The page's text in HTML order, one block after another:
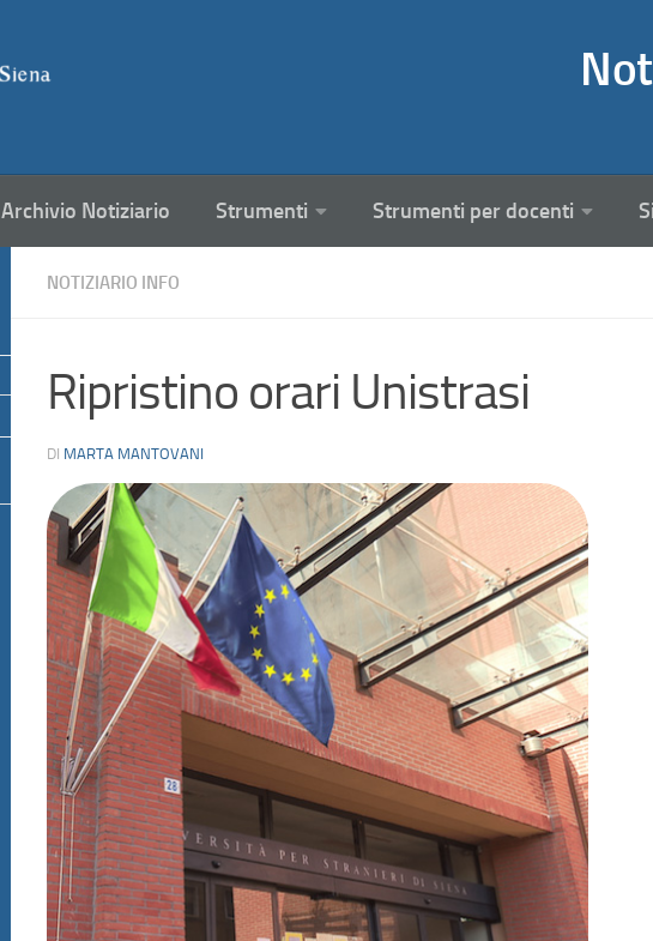
Archivio Notiziario Strumenti Strumenti per docenti
NOTIZIARIO INFO
Ripristino orari Unistrasi
DI MARTA MANTOVANI